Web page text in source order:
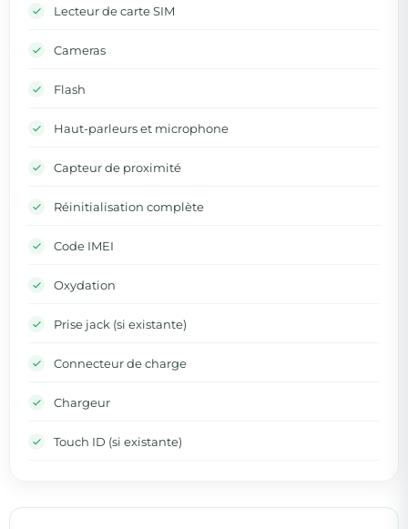
Lecteur de carte SIM
Cameras
Flash
Haut-parleurs et microphone
Capteur de proximité
Réinitialisation complète
Code IMEI
Oxydation
Prise jack (si existante)
Connecteur de charge
Chargeur
Touch ID (si existante)